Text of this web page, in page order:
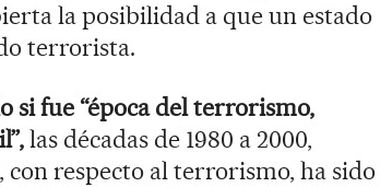
la posibilidad a que un estado
terrorista.
si fue “época del terrorismo,
las décadas de 1980 a 2000,
respecto al terrorismo, ha sido